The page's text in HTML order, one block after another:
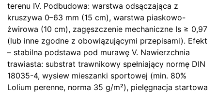
terenu IV. Podbudowa: warstwa odsączająca z
kruszywa 0–63 mm (15 cm), warstwa piaskowo-
żwirowa (10 cm), zagęszczenie mechaniczne Is ≥ 0,97
(lub inne zgodne z obowiązującymi przepisami). Efekt
– stabilna podstawa pod murawę V. Nawierzchnia
trawiasta: substrat trawnikowy spełniający normę DIN
18035-4, wysiew mieszanki sportowej (min. 80%
Lolium perenne, norma 35 g/m²), pielęgnacja startowa